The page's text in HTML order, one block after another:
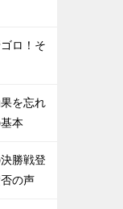
ロ！そ
を忘れ
本
勝戦登
の声